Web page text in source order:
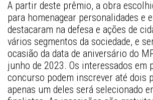
A partir deste prêmio, a obra
para homenagear personalidades e
destacaram na defesa e ações de
vários segmentos da sociedade, e
ocasião da data de aniversário do
junho de 2023. Os interessados em
concurso podem inscrever até dois
apenas um deles será selecionado